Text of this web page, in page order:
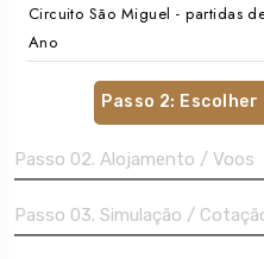
Circuito São Miguel - partidas
Ano
Passo 2:
Passo 02. Alojamento / Voos
Passo 03. Simulação /